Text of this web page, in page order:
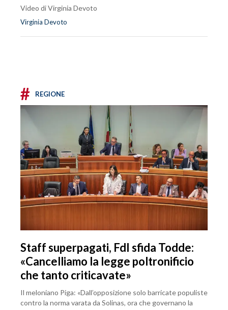
Video di Virginia Devoto
Virginia Devoto
# REGIONE
Staff superpagati, FdI sfida Todde:
«Cancelliamo la legge poltronificio
che tanto criticavate»
Il meloniano Piga: «Dall’opposizione solo barricate populiste
contro la norma varata da Solinas, ora che governano la